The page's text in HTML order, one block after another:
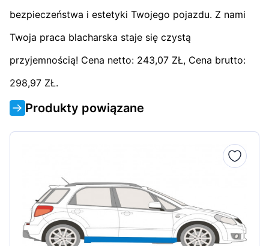
bezpieczeństwa i estetyki Twojego pojazdu. Z nami
Twoja praca blacharska staje się czystą
przyjemnością! Cena netto: 243,07 ZŁ, Cena brutto:
298,97 ZŁ.
Produkty powiązane